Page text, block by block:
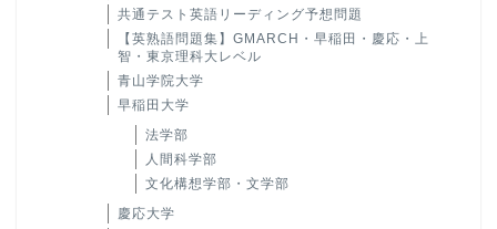
共通テスト英語リーディング予想問題
【英熟語問題集】GMARCH・早稲田・慶応・上
智・東京理科大レベル
青山学院大学
早稲田大学
法学部
人間科学部
文化構想学部・文学部
慶応大学